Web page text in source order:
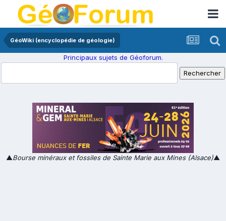
GéoWiki (encyclopédie de géologie)
Principaux sujets de Géoforum.
▲Bourse minéraux et fossiles de Sainte Marie aux Mines (Alsace)▲